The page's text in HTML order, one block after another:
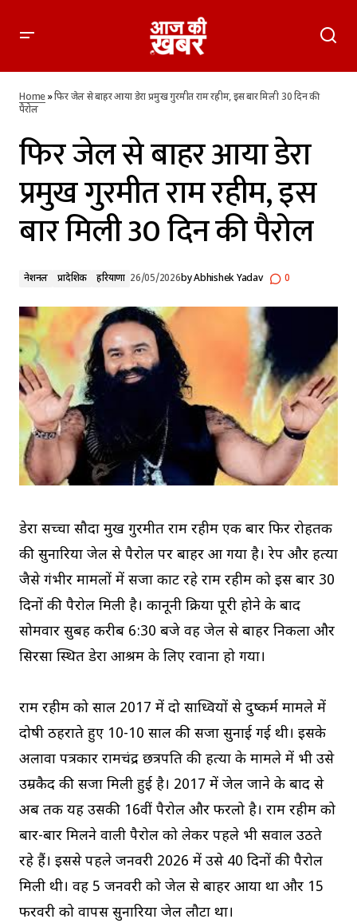
की पैरोल
Home»फिर जेल से बाहर आया डेरा प्रमुख गुरमीत राम रहीम, इस बार मिली 30 दिन की
पैरोल
फिर जेल से बाहर आया डेरा
प्रमुख गुरमीत राम रहीम, इस
बार मिली 30 दिन की पैरोल
नेशनल प्रादेशिक हरियाणा 26/05/2026byAbhishek Yadav 0
डेरा सच्चा सौदा प्रमुख गुरमीत राम रहीम एक बार फिर रोहतक
की सुनारिया जेल से पैरोल पर बाहर आ गया है। रेप और हत्या
जैसे गंभीर मामलों में सजा काट रहे राम रहीम को इस बार 30
दिनों की पैरोल मिली है। कानूनी प्रक्रिया पूरी होने के बाद
सोमवार सुबह करीब 6:30 बजे वह जेल से बाहर निकला और
सिरसा स्थित डेरा आश्रम के लिए रवाना हो गया।
राम रहीम को साल 2017 में दो साध्वियों से दुष्कर्म मामले में
दोषी ठहराते हुए 10-10 साल की सजा सुनाई गई थी। इसके
अलावा पत्रकार रामचंद्र छत्रपति की हत्या के मामले में भी उसे
उम्रकैद की सजा मिली हुई है। 2017 में जेल जाने के बाद से
अब तक यह उसकी 16वीं पैरोल और फरलो है। राम रहीम को
बार-बार मिलने वाली पैरोल को लेकर पहले भी सवाल उठते
रहे हैं। इससे पहले जनवरी 2026 में उसे 40 दिनों की पैरोल
मिली थी। वह 5 जनवरी को जेल से बाहर आया था और 15
फरवरी को वापस सुनारिया जेल लौटा था।